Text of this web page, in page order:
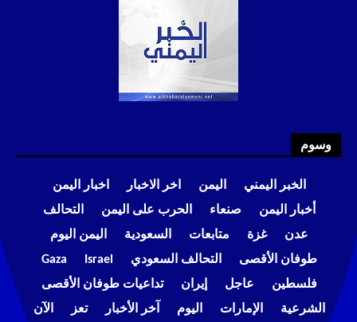
وسوم
الخبر اليمني اليمن اخر الاخبار
اخبار اليمن
أخبار اليمن
صنعاء الحرب على اليمن
التحالف
عدن
غزة متابعات السعودية
اليمن اليوم
طوفان الأقصى
التحالف السعودي Israel
Gaza
فلسطين
عاجل إيران
تداعيات طوفان الأقصى
الشرعية
الإمارات اليوم آخر الأخبار تعز الآن